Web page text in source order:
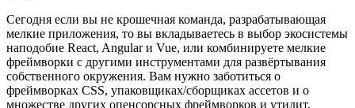
Сегодня если вы не крошечная команда, разрабатывающая
мелкие приложения, то вы вкладываетесь в выбор экосистемы
наподобие React, Angular и Vue, или комбинируете мелкие
фреймворки с другими инструментами для развёртывания
собственного окружения. Вам нужно заботиться о
фреймворках CSS, упаковщиках/сборщиках ассетов и о
множестве других опенсорсных фреймворков и утилит,